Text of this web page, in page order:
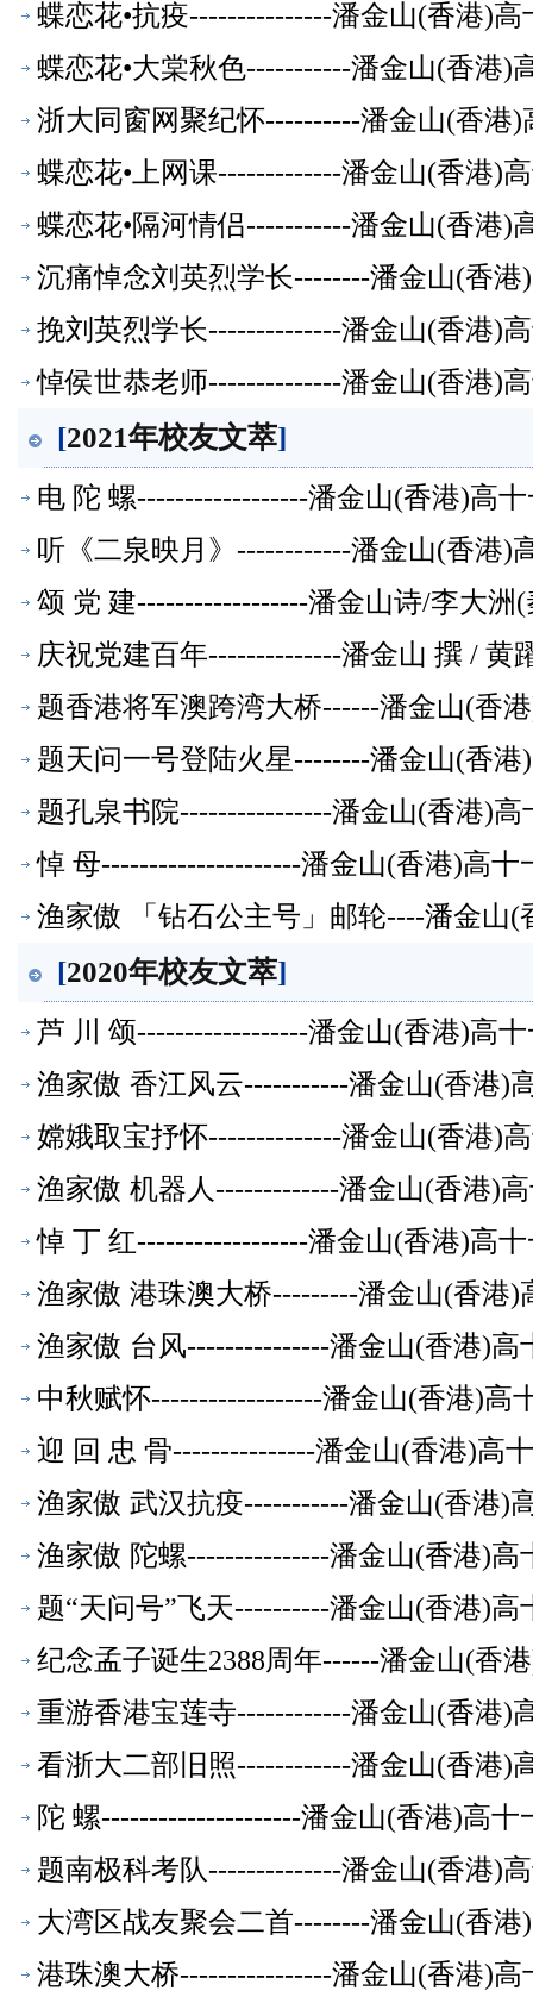
蝶恋花•抗疫---------------潘金山(香港)
蝶恋花•大棠秋色-----------潘金山(香港)
浙大同窗网聚纪怀----------潘金山(香港
蝶恋花•上网课-------------潘金山(香港)
蝶恋花•隔河情侣-----------潘金山(香港)
沉痛悼念刘英烈学长--------潘金山(香
挽刘英烈学长--------------潘金山(香港)
悼侯世恭老师--------------潘金山(香港)
[2021年校友文萃]
电 陀 螺------------------潘金山(香港)高
听《二泉映月》------------潘金山(香港)
颂 党 建------------------潘金山诗/李大洲
庆祝党建百年--------------潘金山 撰 / 黄
题香港将军澳跨湾大桥------潘金山(香
题天问一号登陆火星--------潘金山(香
题孔泉书院----------------潘金山(香港)
悼 母---------------------潘金山(香港)高十
渔家傲 「钻石公主号」邮轮----潘金山
[2020年校友文萃]
芦 川 颂------------------潘金山(香港)高
渔家傲 香江风云-----------潘金山(香港)
嫦娥取宝抒怀--------------潘金山(香港)
渔家傲 机器人-------------潘金山(香港)
悼 丁 红------------------潘金山(香港)高
渔家傲 港珠澳大桥---------潘金山(香港)
渔家傲 台风---------------潘金山(香港)高
中秋赋怀------------------潘金山(香港)高
迎 回 忠 骨---------------潘金山(香港)高
渔家傲 武汉抗疫-----------潘金山(香港)
渔家傲 陀螺---------------潘金山(香港)高
题“天问号”飞天----------潘金山(香港)
纪念孟子诞生2388周年------潘金山(香
重游香港宝莲寺------------潘金山(香港)
看浙大二部旧照------------潘金山(香港)
陀 螺---------------------潘金山(香港)高十
题南极科考队--------------潘金山(香港)
大湾区战友聚会二首--------潘金山(香
港珠澳大桥----------------潘金山(香港)